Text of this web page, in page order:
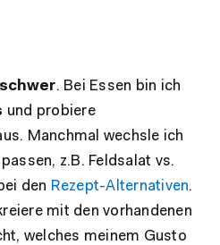
. Bei Essen bin ich
und probiere
Manchmal wechsle ich
z.B. Feldsalat vs.
den Rezept-Alternativen.
mit den vorhandenen
welches meinem Gusto